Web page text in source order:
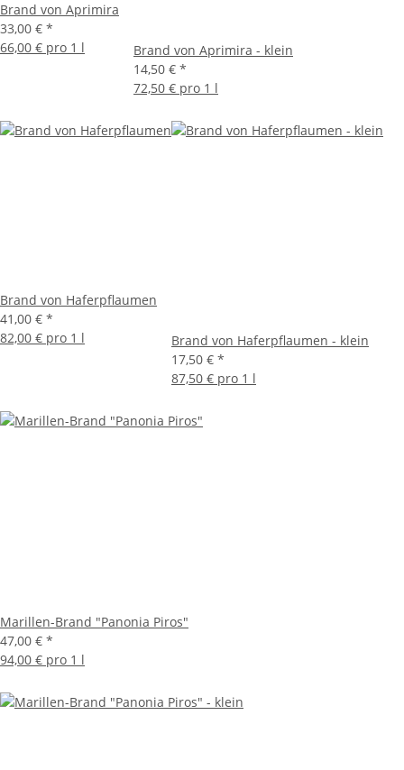
Brand von Aprimira
33,00 € *
66,00 € pro 1 l
Brand von Aprimira - klein
14,50 € *
72,50 € pro 1 l
Brand von Haferpflaumen
41,00 € *
82,00 € pro 1 l
Brand von Haferpflaumen - klein
17,50 € *
87,50 € pro 1 l
Marillen-Brand "Panonia Piros"
47,00 € *
94,00 € pro 1 l